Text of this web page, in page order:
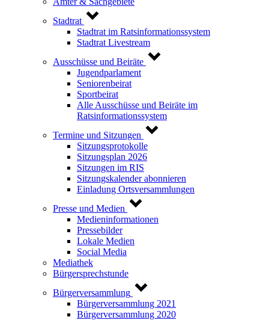
Stadtrat
Stadtrat im Ratsinformationssystem
Stadtrat Livestream
Ausschüsse und Beiräte
Jugendparlament
Seniorenbeirat
Sportbeirat
Alle Ausschüsse und Beiräte im
Ratsinformationssystem
Termine und Sitzungen
Sitzungsprotokolle
Sitzungsplan 2026
Sitzungen im RIS
Sitzungskalender abonnieren
Einladung Ortsversammlungen
Presse und Medien
Medieninformationen
Pressebilder
Lokale Medien
Social Media
Mediathek
Bürgersprechstunde
Bürgerversammlung
Bürgerversammlung 2021
Bürgerversammlung 2020